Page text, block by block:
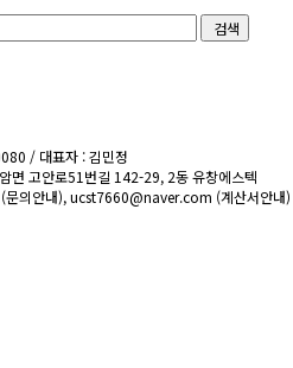
검색
/ 대표자 : 김민정
면 고안로51번길 142-29, 2동 유창에스텍
의안내), ucst7660@naver.com (계산서안내)